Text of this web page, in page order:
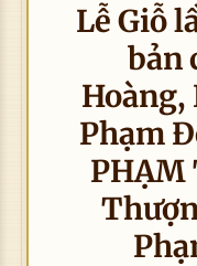
Lễ Giỗ
bản
Hoàng,
Phạm
PHẠM